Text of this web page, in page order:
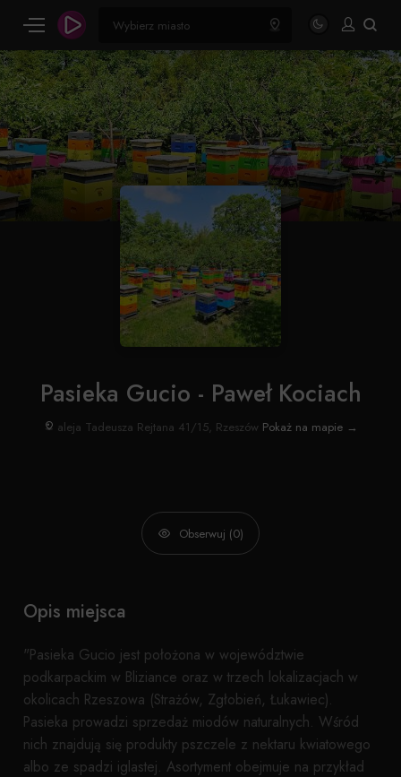
Pasieka Gucio - Paweł Kociach
aleja Tadeusza Rejtana 41/15, Rzeszów Pokaż na mapie →
Obserwuj (0)
Opis miejsca
"Pasieka Gucio jest położona w województwie
podkarpackim w Bliziance oraz w trzech lokalizacjach w
okolicach Rzeszowa (Strażów, Zgłobień, Łukawiec).
Pasieka prowadzi sprzedaż miodów naturalnych. Wśród
nich znajdują się produkty pszczele z nektaru kwiatowego
albo ze spadzi iglastej. Asortyment obejmuje na przykład